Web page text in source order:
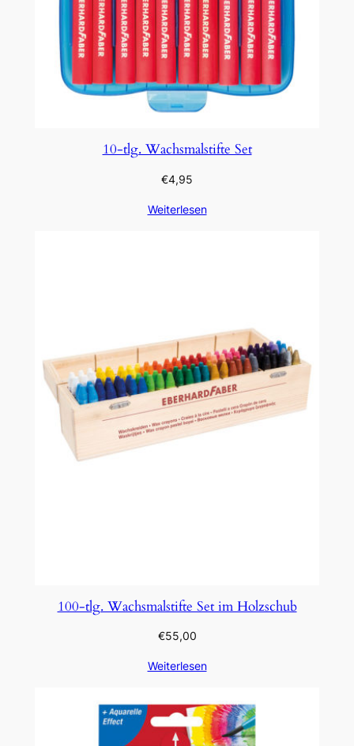
10-tlg. Wachsmalstifte Set
€4,95
Weiterlesen
100-tlg. Wachsmalstifte Set im Holzschub
€55,00
Weiterlesen